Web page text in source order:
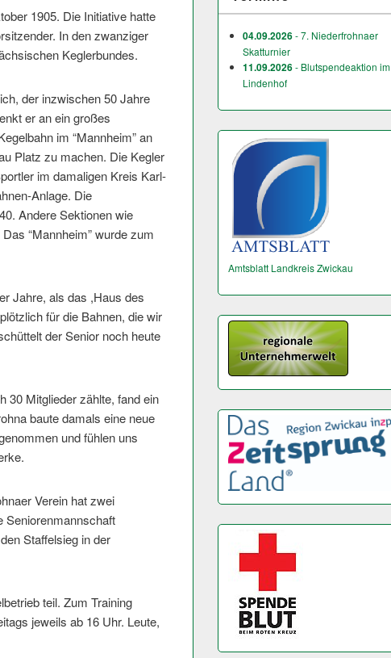
1905. Die Initiative hatte
In den zwanziger
Keglerbundes.
der inzwischen 50 Jahre
er an ein großes
im “Mannheim” an
Platz zu machen. Die Kegler
im damaligen Kreis Karl-
Anlage. Die
Andere Sektionen wie
“Mannheim” wurde zum
Jahre, als das ,Haus des
für die Bahnen, die wir
der Senior noch heute
30 Mitglieder zählte, fand ein
baute damals eine neue
und fühlen uns
Verein hat zwei
Seniorenmannschaft
Staffelsieg in der
teil. Zum Training
jeweils ab 16 Uhr. Leute,
04.09.2026- 7. Niederfrohnaer
Skatturnier
11.09.2026- Blutspendeaktion im
Lindenhof
Amtsblatt Landkreis Zwickau